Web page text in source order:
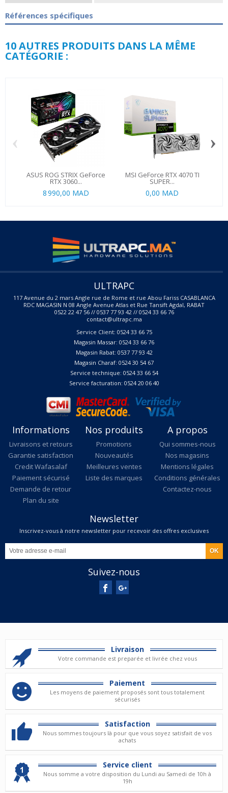
Références spécifiques
10 AUTRES PRODUITS DANS LA MÊME
CATÉGORIE :
ASUS ROG STRIX GeForce
RTX 3060...
8 990,00 MAD
MSI GeForce RTX 4070 TI
SUPER...
0,00 MAD
‹ ›
ULTRAPC
117 Avenue du 2 mars Angle rue de Rome et rue Abou Fariss CASABLANCA
RDC MAGASIN N 08 Angle Avenue Atlas et Rue Tansift Agdal, RABAT
0522 22 47 56 // 0537 77 93 42 // 0524 33 66 76
contact@ultrapc.ma
Service Client: 0524 33 66 75
Magasin Massar: 0524 33 66 76
Magasin Rabat: 0537 77 93 42
Magasin Charaf: 0524 30 54 67
Service technique: 0524 33 66 54
Service facturation: 0524 20 06 40
Informations
Livraisons et retours
Garantie satisfaction
Credit Wafasalaf
Paiement sécurisé
Demande de retour
Plan du site
Nos produits
Promotions
Nouveautés
Meilleures ventes
Liste des marques
A propos
Qui sommes-nous
Nos magasins
Mentions légales
Conditions générales
Contactez-nous
Newsletter
Inscrivez-vous à notre newsletter pour recevoir des offres exclusives
Suivez-nous
Livraison
Votre commande est preparée et livrée chez vous
Paiement
Les moyens de paiement proposés sont tous totalement
sécurisés
Satisfaction
Nous sommes toujours là pour que vous soyez satisfait de vos
achats
Service client
Nous somme a votre disposition du Lundi au Samedi de 10h à
19h